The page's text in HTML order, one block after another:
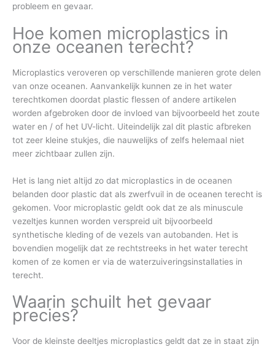
probleem en gevaar.
Hoe komen microplastics in
onze oceanen terecht?
Microplastics veroveren op verschillende manieren grote delen
van onze oceanen. Aanvankelijk kunnen ze in het water
terechtkomen doordat plastic flessen of andere artikelen
worden afgebroken door de invloed van bijvoorbeeld het zoute
water en / of het UV-licht. Uiteindelijk zal dit plastic afbreken
tot zeer kleine stukjes, die nauwelijks of zelfs helemaal niet
meer zichtbaar zullen zijn.
Het is lang niet altijd zo dat microplastics in de oceanen
belanden door plastic dat als zwerfvuil in de oceanen terecht is
gekomen. Voor microplastic geldt ook dat ze als minuscule
vezeltjes kunnen worden verspreid uit bijvoorbeeld
synthetische kleding of de vezels van autobanden. Het is
bovendien mogelijk dat ze rechtstreeks in het water terecht
komen of ze komen er via de waterzuiveringsinstallaties in
terecht.
Waarin schuilt het gevaar
precies?
Voor de kleinste deeltjes microplastics geldt dat ze in staat zijn